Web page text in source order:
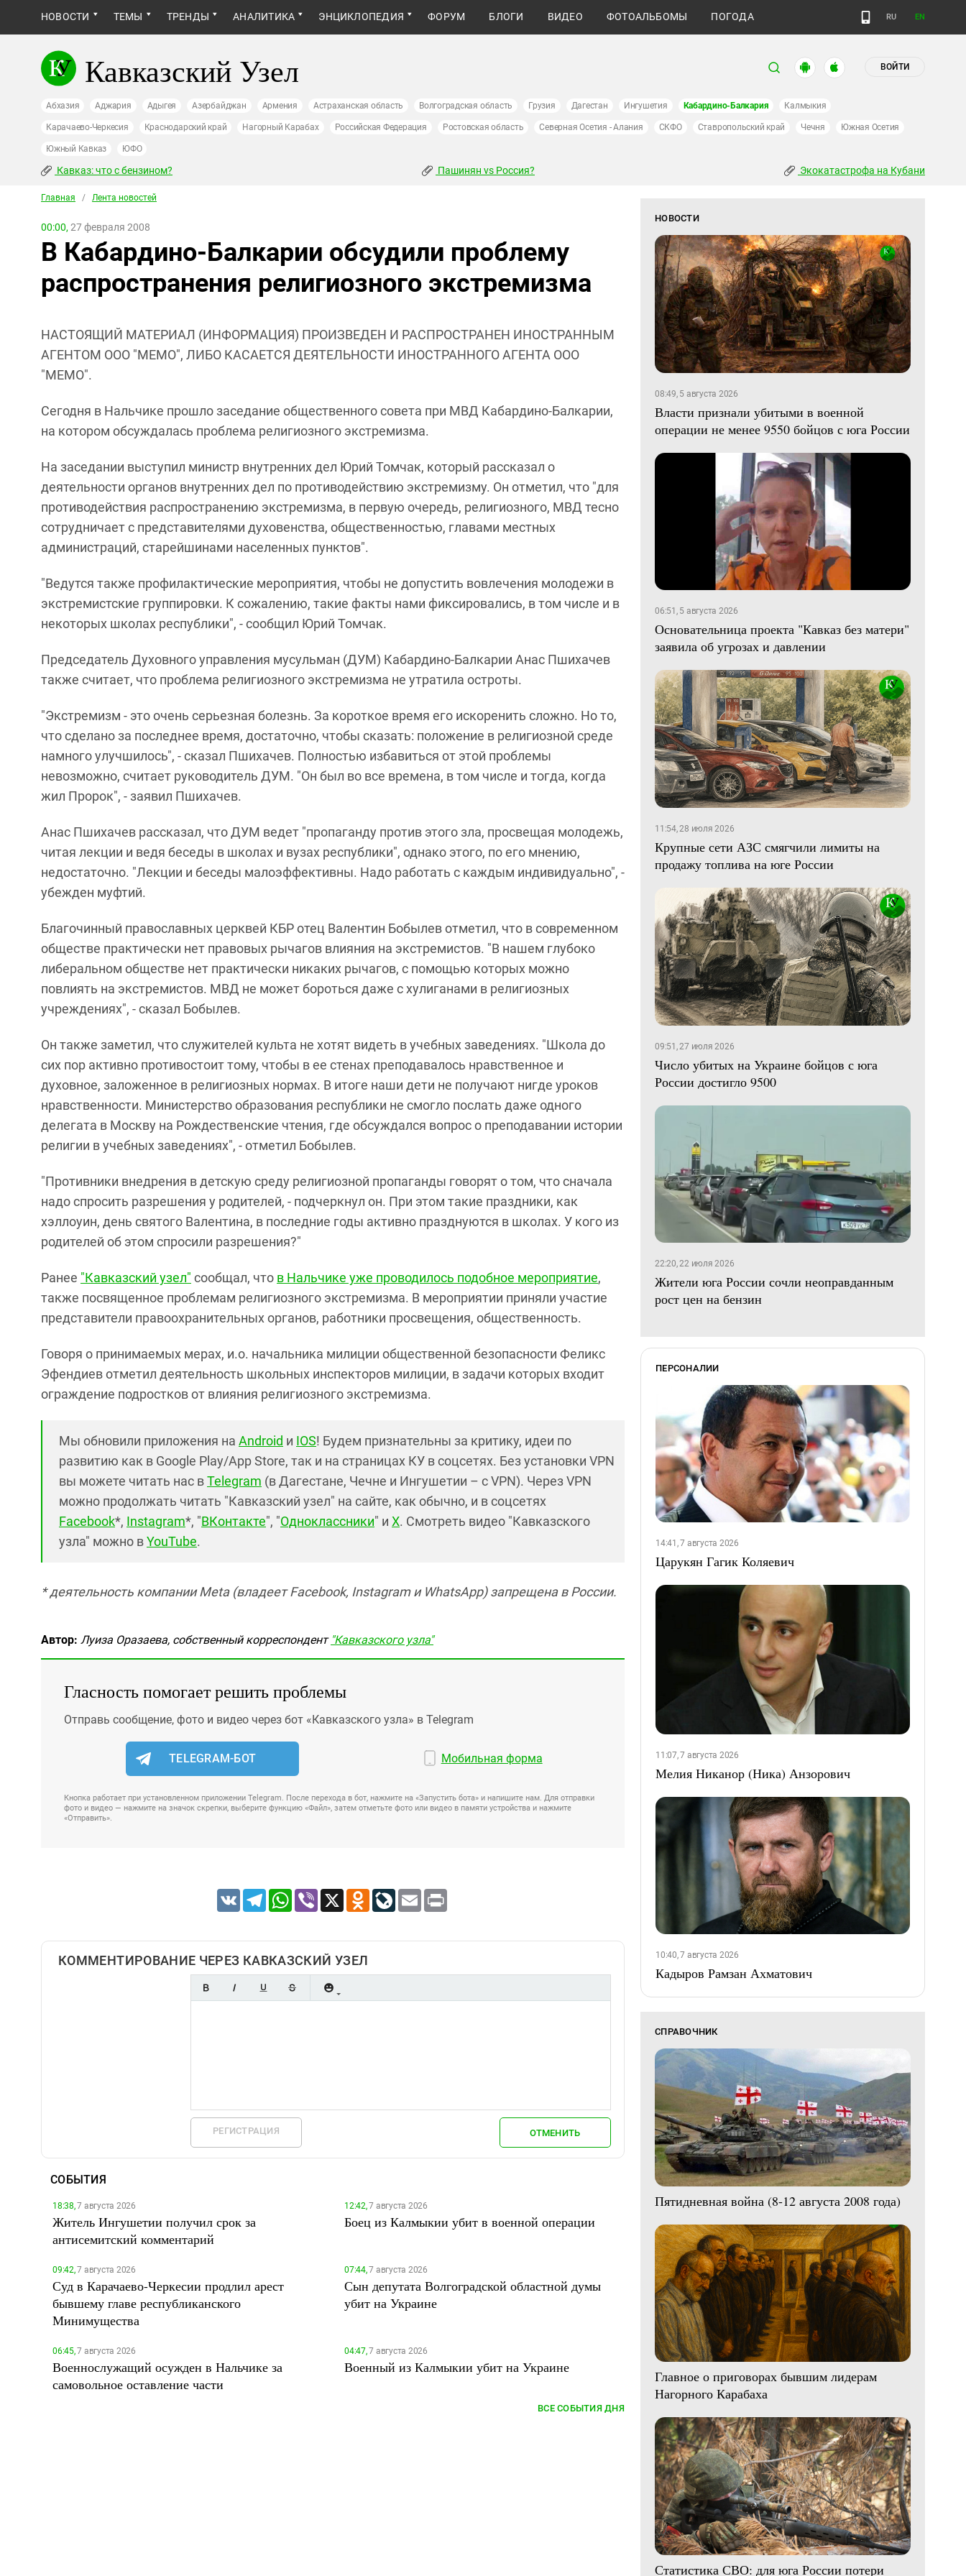
НОВОСТИ ТЕМЫ ТРЕНДЫ АНАЛИТИКА ЭНЦИКЛОПЕДИЯ ФОРУМ БЛОГИ ВИДЕО ФОТОАЛЬБОМЫ ПОГОДА RU EN
Кавказский Узел ВОЙТИ
Абхазия Аджария Адыгея Азербайджан Армения Астраханская область Волгоградская область Грузия Дагестан Ингушетия Кабардино-Балкария Калмыкия
Карачаево-Черкесия Краснодарский край Нагорный Карабах Российская Федерация Ростовская область Северная Осетия - Алания СКФО Ставропольский край Чечня Южная Осетия
Южный Кавказ ЮФО
Кавказ: что с бензином? Пашинян vs Россия? Экокатастрофа на Кубани
Главная / Лента новостей
00:00, 27 февраля 2008
В Кабардино-Балкарии обсудили проблему
распространения религиозного экстремизма
НАСТОЯЩИЙ МАТЕРИАЛ (ИНФОРМАЦИЯ) ПРОИЗВЕДЕН И РАСПРОСТРАНЕН ИНОСТРАННЫМ
АГЕНТОМ ООО "МЕМО", ЛИБО КАСАЕТСЯ ДЕЯТЕЛЬНОСТИ ИНОСТРАННОГО АГЕНТА ООО
"МЕМО".
Сегодня в Нальчике прошло заседание общественного совета при МВД Кабардино-Балкарии,
на котором обсуждалась проблема религиозного экстремизма.
На заседании выступил министр внутренних дел Юрий Томчак, который рассказал о
деятельности органов внутренних дел по противодействию экстремизму. Он отметил, что "для
противодействия распространению экстремизма, в первую очередь, религиозного, МВД тесно
сотрудничает с представителями духовенства, общественностью, главами местных
администраций, старейшинами населенных пунктов".
"Ведутся также профилактические мероприятия, чтобы не допустить вовлечения молодежи в
экстремистские группировки. К сожалению, такие факты нами фиксировались, в том числе и в
некоторых школах республики", - сообщил Юрий Томчак.
Председатель Духовного управления мусульман (ДУМ) Кабардино-Балкарии Анас Пшихачев
также считает, что проблема религиозного экстремизма не утратила остроты.
"Экстремизм - это очень серьезная болезнь. За короткое время его искоренить сложно. Но то,
что сделано за последнее время, достаточно, чтобы сказать: положение в религиозной среде
намного улучшилось", - сказал Пшихачев. Полностью избавиться от этой проблемы
невозможно, считает руководитель ДУМ. "Он был во все времена, в том числе и тогда, когда
жил Пророк", - заявил Пшихачев.
Анас Пшихачев рассказал, что ДУМ ведет "пропаганду против этого зла, просвещая молодежь,
читая лекции и ведя беседы в школах и вузах республики", однако этого, по его мнению,
недостаточно. "Лекции и беседы малоэффективны. Надо работать с каждым индивидуально", -
убежден муфтий.
Благочинный православных церквей КБР отец Валентин Бобылев отметил, что в современном
обществе практически нет правовых рычагов влияния на экстремистов. "В нашем глубоко
либеральном обществе нет практически никаких рычагов, с помощью которых можно
повлиять на экстремистов. МВД не может бороться даже с хулиганами в религиозных
учреждениях", - сказал Бобылев.
Он также заметил, что служителей культа не хотят видеть в учебных заведениях. "Школа до
сих пор активно противостоит тому, чтобы в ее стенах преподавалось нравственное и
духовное, заложенное в религиозных нормах. В итоге наши дети не получают нигде уроков
нравственности. Министерство образования республики не смогло послать даже одного
делегата в Москву на Рождественские чтения, где обсуждался вопрос о преподавании истории
религии в учебных заведениях", - отметил Бобылев.
"Противники внедрения в детскую среду религиозной пропаганды говорят о том, что сначала
надо спросить разрешения у родителей, - подчеркнул он. При этом такие праздники, как
хэллоуин, день святого Валентина, в последние годы активно празднуются в школах. У кого из
родителей об этом спросили разрешения?"
Ранее "Кавказский узел" сообщал, что в Нальчике уже проводилось подобное мероприятие,
также посвященное проблемам религиозного экстремизма. В мероприятии приняли участие
представители правоохранительных органов, работники просвещения, общественность.
Говоря о принимаемых мерах, и.о. начальника милиции общественной безопасности Феликс
Эфендиев отметил деятельность школьных инспекторов милиции, в задачи которых входит
ограждение подростков от влияния религиозного экстремизма.
Мы обновили приложения на Android и IOS! Будем признательны за критику, идеи по
развитию как в Google Play/App Store, так и на страницах КУ в соцсетях. Без установки VPN
вы можете читать нас вTelegram (в Дагестане, Чечне и Ингушетии – с VPN). Через VPN
можно продолжать читать "Кавказский узел" на сайте, как обычно, и в соцсетях
Facebook*, Instagram*, "ВКонтакте", "Одноклассники" и X. Смотреть видео "Кавказского
узла" можно вYouTube.
* деятельность компании Meta (владеет Facebook, Instagram и WhatsApp) запрещена в России.
Автор: Луиза Оразаева, собственный корреспондент "Кавказского узла"
Гласность помогает решить проблемы
Отправь сообщение, фото и видео через бот «Кавказского узла» в Telegram
TELEGRAM-БОТ Мобильная форма
Кнопка работает при установленном приложении Telegram. После перехода в бот, нажмите на «Запустить бота» и напишите нам. Для отправки
фото и видео — нажмите на значок скрепки, выберите функцию «Файл», затем отметьте фото или видео в памяти устройства и нажмите
«Отправить».
VK TelegramWhatsApp
Viber X Odnoklassniki
LiveJournal
Email
КОММЕНТИРОВАНИЕ ЧЕРЕЗ КАВКАЗСКИЙ УЗЕЛ
РЕГИСТРАЦИЯ ОТМЕНИТЬ
СОБЫТИЯ
18:38,7 августа 2026
Житель Ингушетии получил срок за
антисемитский комментарий
12:42,7 августа 2026
Боец из Калмыкии убит в военной операции
09:42,7 августа 2026
Суд в Карачаево-Черкесии продлил арест
бывшему главе республиканского
Минимущества
07:44,7 августа 2026
Сын депутата Волгоградской областной думы
убит на Украине
06:45,7 августа 2026
Военнослужащий осужден в Нальчике за
самовольное оставление части
04:47,7 августа 2026
Военный из Калмыкии убит на Украине
ВСЕ СОБЫТИЯ ДНЯ
НОВОСТИ
08:49, 5 августа 2026
Власти признали убитыми в военной
операции не менее 9550 бойцов с юга России
06:51, 5 августа 2026
Основательница проекта "Кавказ без матери"
заявила об угрозах и давлении
11:54, 28 июля 2026
Крупные сети АЗС смягчили лимиты на
продажу топлива на юге России
09:51, 27 июля 2026
Число убитых на Украине бойцов с юга
России достигло 9500
22:20, 22 июля 2026
Жители юга России сочли неоправданным
рост цен на бензин
ПЕРСОНАЛИИ
14:41, 7 августа 2026
Царукян Гагик Коляевич
11:07, 7 августа 2026
Мелия Никанор (Ника) Анзорович
10:40, 7 августа 2026
Кадыров Рамзан Ахматович
СПРАВОЧНИК
Пятидневная война (8-12 августа 2008 года)
Главное о приговорах бывшим лидерам
Нагорного Карабаха
Статистика СВО: для юга России потери